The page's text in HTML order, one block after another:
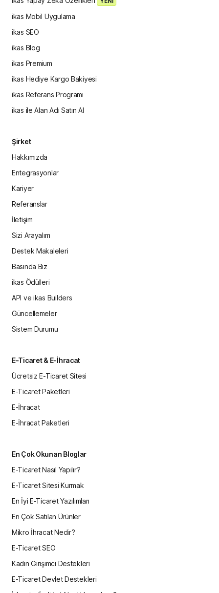
ikas Mobil Uygulama
ikas SEO
ikas Blog
ikas Premium
ikas Hediye Kargo Bakiyesi
ikas Referans Programı
ikas ile Alan Adı Satın Al
En Çok Okunan Bloglar
E-Ticaret Nasıl Yapılır?
E-Ticaret Sitesi Kurmak
En İyi E-Ticaret Yazılımları
En Çok Satılan Ürünler
Mikro İhracat Nedir?
E-Ticaret SEO
Kadın Girişimci Destekleri
E-Ticaret Devlet Destekleri
Şirket
Hakkımızda
Entegrasyonlar
Kariyer
Referanslar
İletişim
Sizi Arayalım
Destek Makaleleri
Basında Biz
ikas Ödülleri
API ve ikas Builders
Güncellemeler
Sistem Durumu
E-Ticaret & E-İhracat
Ücretsiz E-Ticaret Sitesi
E-Ticaret Paketleri
E-İhracat
E-İhracat Paketleri